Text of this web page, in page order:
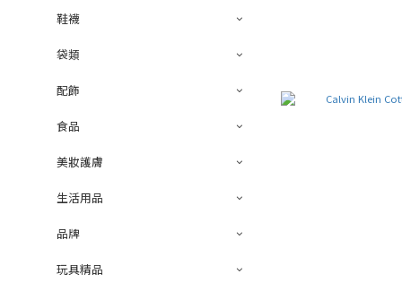
鞋襪
袋類
配飾
食品
美妝護膚
生活用品
品牌
玩具精品